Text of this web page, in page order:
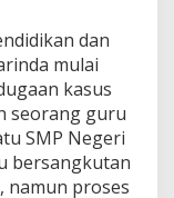
dan
mulai
kasus
seorang guru
SMP Negeri
bersangkutan
namun proses